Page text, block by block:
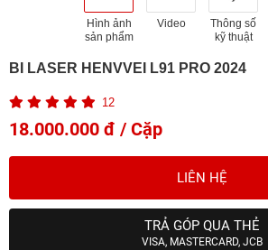
Hình ảnh
sản phẩm
Video
Thông số
kỹ thuật
BI LASER HENVVEI L91 PRO 2024
12
18.000.000 đ / Cặp
LIÊN HỆ
TRẢ GÓP QUA THẺ
VISA, MASTERCARD, JCB